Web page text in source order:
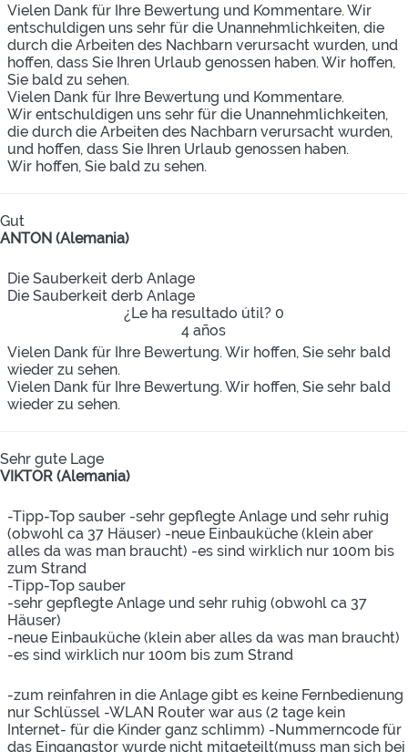
Vielen Dank für Ihre Bewertung und Kommentare. Wir
entschuldigen uns sehr für die Unannehmlichkeiten, die
durch die Arbeiten des Nachbarn verursacht wurden, und
hoffen, dass Sie Ihren Urlaub genossen haben. Wir hoffen,
Sie bald zu sehen.
Vielen Dank für Ihre Bewertung und Kommentare.
Wir entschuldigen uns sehr für die Unannehmlichkeiten,
die durch die Arbeiten des Nachbarn verursacht wurden,
und hoffen, dass Sie Ihren Urlaub genossen haben.
Wir hoffen, Sie bald zu sehen.
Gut
ANTON (Alemania)
Die Sauberkeit derb Anlage
Die Sauberkeit derb Anlage
¿Le ha resultado útil? 0
4 años
Vielen Dank für Ihre Bewertung. Wir hoffen, Sie sehr bald
wieder zu sehen.
Vielen Dank für Ihre Bewertung. Wir hoffen, Sie sehr bald
wieder zu sehen.
Sehr gute Lage
VIKTOR (Alemania)
-Tipp-Top sauber -sehr gepflegte Anlage und sehr ruhig
(obwohl ca 37 Häuser) -neue Einbauküche (klein aber
alles da was man braucht) -es sind wirklich nur 100m bis
zum Strand
-Tipp-Top sauber
-sehr gepflegte Anlage und sehr ruhig (obwohl ca 37
Häuser)
-neue Einbauküche (klein aber alles da was man braucht)
-es sind wirklich nur 100m bis zum Strand
-zum reinfahren in die Anlage gibt es keine Fernbedienung
nur Schlüssel -WLAN Router war aus (2 tage kein
Internet- für die Kinder ganz schlimm) -Nummerncode für
das Eingangstor wurde nicht mitgeteilt(muss man sich bei